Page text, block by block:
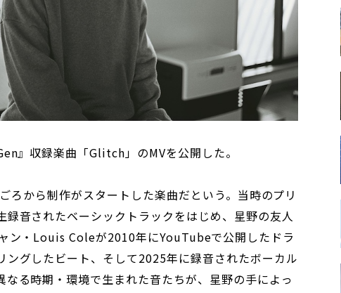
』収録楽曲「Glitch」のMVを公開した。
ろから制作がスタートした楽曲だという。当時のプリ
録音されたベーシックトラックをはじめ、星野の友人
ン・Louis Coleが2010年にYouTubeで公開したドラ
ングしたビート、そして2025年に録音されたボーカル
なる時期・環境で生まれた音たちが、星野の手によっ